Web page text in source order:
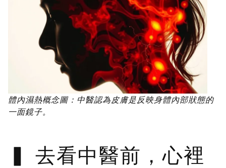
體內濕熱概念圖：中醫認為皮膚是反映身體內部狀態的
一面鏡子。
去看中醫前，心裡